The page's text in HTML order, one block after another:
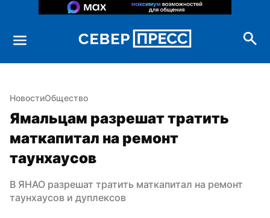
НовостиОбщество
Ямальцам разрешат тратить
маткапитал на ремонт
таунхаусов
В ЯНАО разрешат тратить маткапитал на ремонт
таунхаусов и дуплексов